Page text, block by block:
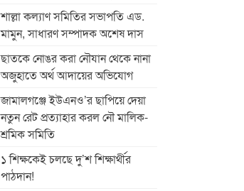
শাল্লা কল্যাণ সমিতির সভাপতি এড.
মামুন, সাধারণ সম্পাদক অশেষ দাস
ছাতকে নোঙর করা নৌযান থেকে নানা
অজুহাতে অর্থ আদায়ের অভিযোগ
জামালগঞ্জে ইউএনও’র ছাপিয়ে দেয়া
নতুন রেট প্রত্যাহার করল নৌ মালিক-
শ্রমিক সমিতি
১ শিক্ষকেই চলছে দু’শ শিক্ষার্থীর
পাঠদান!